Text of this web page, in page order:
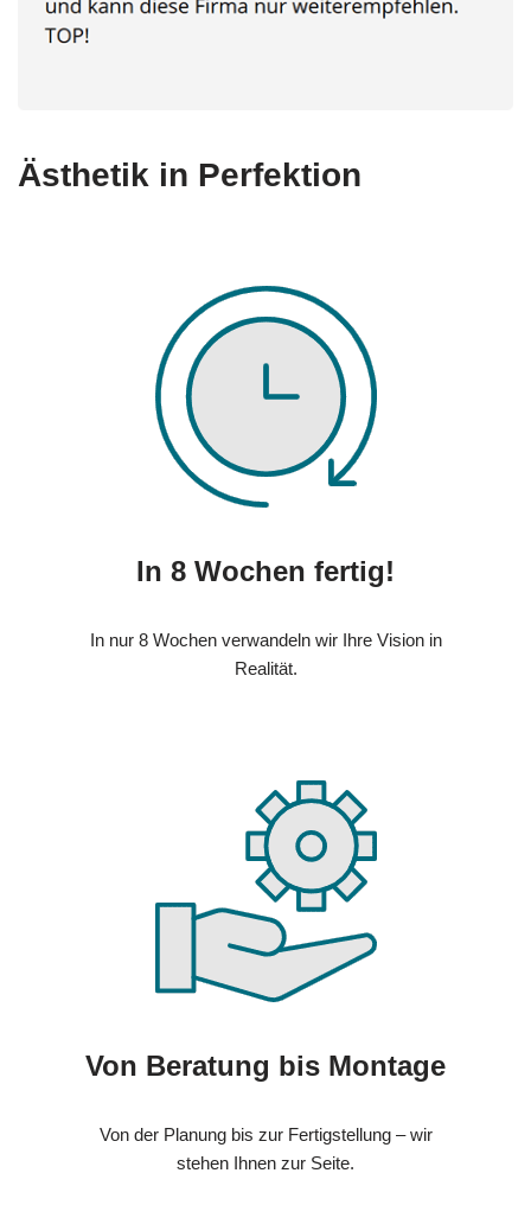
Ästhetik in Perfektion
In 8 Wochen fertig!
In nur 8 Wochen verwandeln wir Ihre Vision in
Realität.
Von Beratung bis Montage
Von der Planung bis zur Fertigstellung – wir
stehen Ihnen zur Seite.